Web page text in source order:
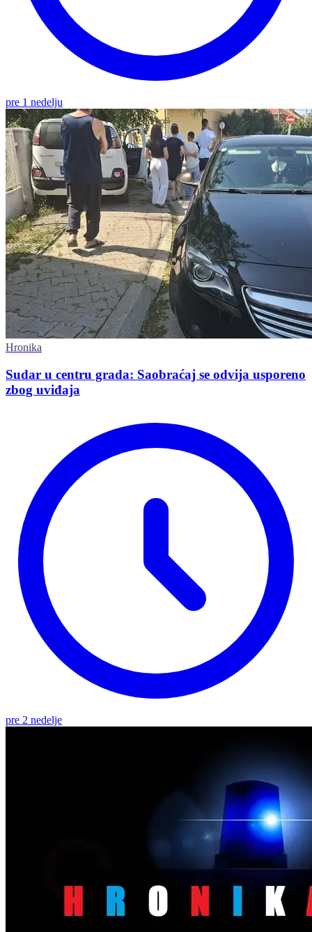
pre 1 nedelju
Hronika
Sudar u centru grada: Saobraćaj se odvija usporeno
zbog uviđaja
pre 2 nedelje